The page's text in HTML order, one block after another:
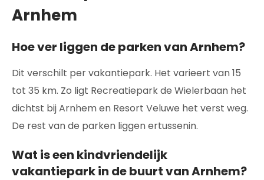
Arnhem
Hoe ver liggen de parken van Arnhem?
Dit verschilt per vakantiepark. Het varieert van 15
tot 35 km. Zo ligt Recreatiepark de Wielerbaan het
dichtst bij Arnhem en Resort Veluwe het verst weg.
De rest van de parken liggen ertussenin.
Wat is een kindvriendelijk
vakantiepark in de buurt van Arnhem?